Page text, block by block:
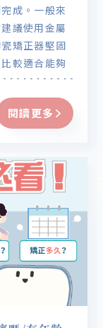
成。一般來
議使用金屬
矯正器堅固
較適合能夠
閱讀更多